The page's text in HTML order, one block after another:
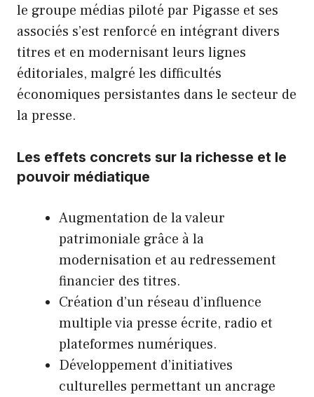
le groupe médias piloté par Pigasse et ses
associés s’est renforcé en intégrant divers
titres et en modernisant leurs lignes
éditoriales, malgré les difficultés
économiques persistantes dans le secteur de
la presse.
Les effets concrets sur la richesse et le
pouvoir médiatique
Augmentation de la valeur
patrimoniale grâce à la
modernisation et au redressement
financier des titres.
Création d’un réseau d’influence
multiple via presse écrite, radio et
plateformes numériques.
Développement d’initiatives
culturelles permettant un ancrage